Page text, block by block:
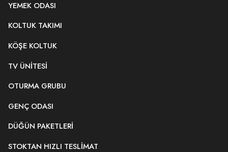
YEMEK ODASI
KOLTUK TAKIMI
KÖŞE KOLTUK
TV ÜNITESI
OTURMA GRUBU
GENÇ ODASI
DÜĞÜN PAKETLERI
STOKTAN HIZLI TESLIMAT